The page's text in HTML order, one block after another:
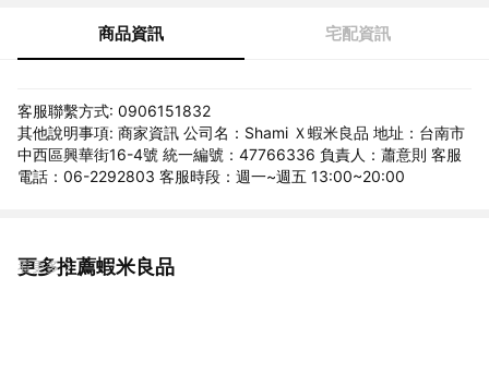
商品資訊 宅配資訊
客服聯繫方式: 0906151832
其他說明事項: 商家資訊 公司名：Shami Ｘ蝦米良品 地址：台南市
中西區興華街16-4號 統一編號：47766336 負責人：蕭意則 客服
電話：06-2292803 客服時段：週一~週五 13:00~20:00
更多推薦蝦米良品
看更多